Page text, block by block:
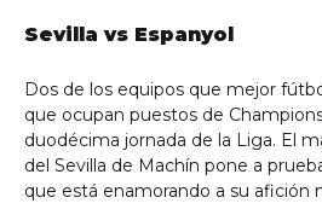
Sevilla vs Espanyol
Dos de los equipos que mejor
que ocupan puestos de
duodécima jornada de la Liga. El
del Sevilla de Machín pone a
que está enamorando a su afición